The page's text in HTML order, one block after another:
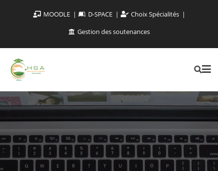
MOODLE D-SPACE
Choix Spécialités
Gestion des soutenances